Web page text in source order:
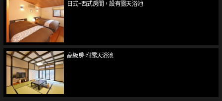
日式+西式房間，設有露天浴池
高級房-附露天浴池